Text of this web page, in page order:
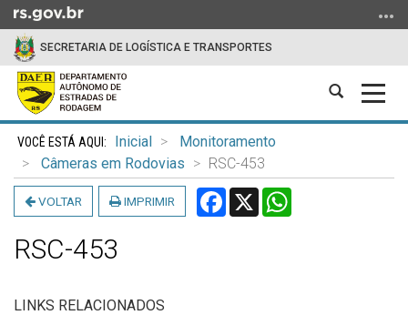
para
conteúdo
para
menu
para
busca
SECRETARIA DE LOGÍSTICA E TRANSPORTES
Abrir
Início
conteúdo
Inicial
Monitoramento
Câmeras em Rodovias
RSC-453
VOLTAR IMPRIMIR Facebook
X
RSC-453
LINKS RELACIONADOS